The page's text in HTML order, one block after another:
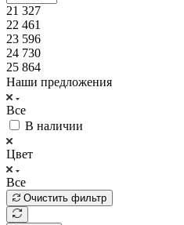
21 327
22 461
23 596
24 730
25 864
Наши предложения
Все
В наличии
Цвет
Все
Очистить фильтр